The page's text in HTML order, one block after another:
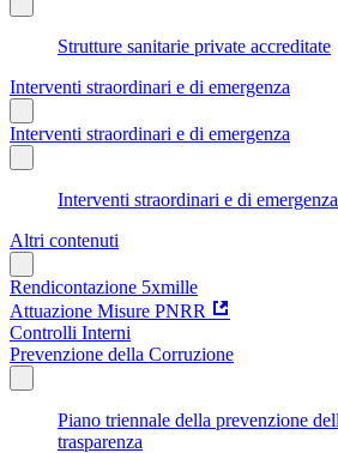
Strutture sanitarie private accreditate
Interventi straordinari e di emergenza
Interventi straordinari e di emergenza
Interventi straordinari e di emergenza
Altri contenuti
Rendicontazione 5xmille
Attuazione Misure PNRR
Controlli Interni
Prevenzione della Corruzione
Piano triennale della prevenzione
trasparenza